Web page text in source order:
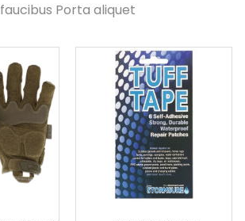
faucibus Porta aliquet